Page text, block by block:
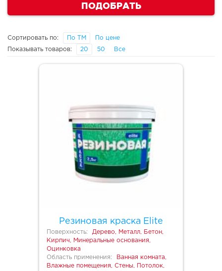
ПОДОБРАТЬ
Сортировать по: По ТМ По цене
Показывать товаров: 20 50 Все
Резиновая краска Elite
Поверхность:
Дерево, Металл, Бетон,
Кирпич, Минеральные основания,
Оцинковка
Область применения:
Ванная комната,
Влажные помещения, Стены, Потолок,